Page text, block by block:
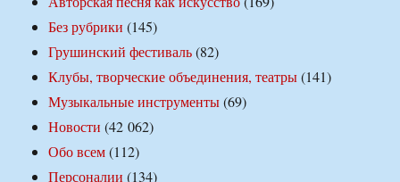
Без рубрики (145)
Грушинский фестиваль(82)
Клубы, творческие объединения, театры(141)
Музыкальные инструменты(69)
Новости (42 062)
Обо всем(112)
Персоналии (134)